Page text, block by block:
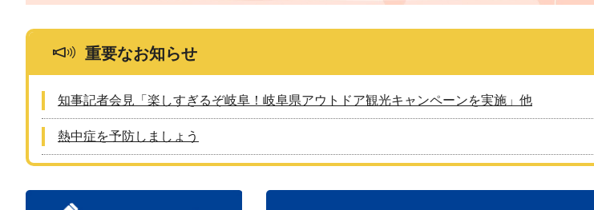
重要なお知らせ
知事記者会見「楽しすぎるぞ岐阜！岐阜県アウトドア観光キャンペーンを実施」他
熱中症を予防しましょう